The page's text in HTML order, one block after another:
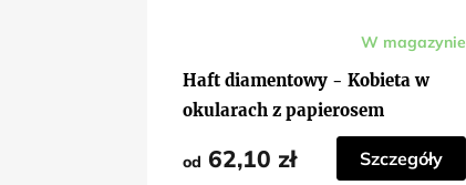
Haft diamentowy - Kobieta w
okularach z papierosem
produktu
wynosi
5,0
na
gwiazdek.
W magazynie
od 62,10 zł Szczegóły